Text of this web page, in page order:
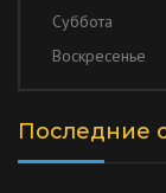
Суббота
Воскресенье
Последние